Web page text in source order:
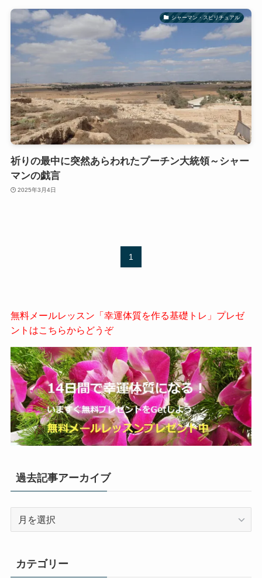
シャーマン・スピリチュアル
祈りの最中に突然あらわれたプーチン大統領～シャー
マンの戯言
2025年3月4日
1
無料メールレッスン「幸運体質を作る基礎トレ」プレゼ
ントはこちらからどうぞ
過去記事アーカイブ
ア
カテゴリー